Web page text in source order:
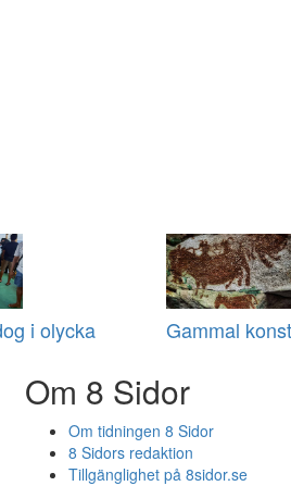
i olycka Gammal
Om 8 Sidor
Om tidningen 8 Sidor
8 Sidors redaktion
Tillgänglighet på 8sidor.se